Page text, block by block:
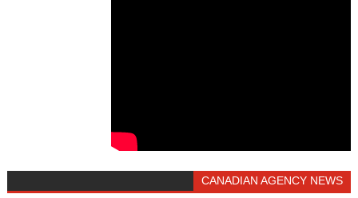
CANADIAN AGENCY NEWS